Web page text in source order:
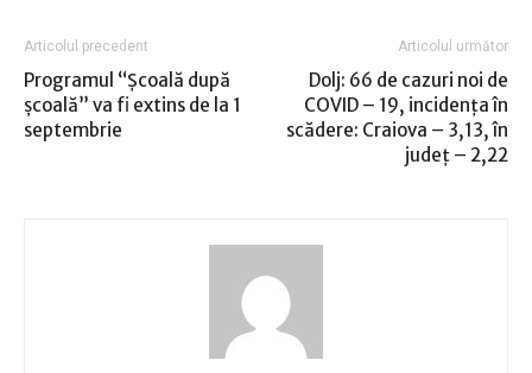
Articolul precedent
Programul “Şcoală după
şcoală” va fi extins de la 1
septembrie
Articolul următor
Dolj: 66 de cazuri noi de
COVID – 19, incidenţa în
scădere: Craiova – 3,13, în
judeţ – 2,22